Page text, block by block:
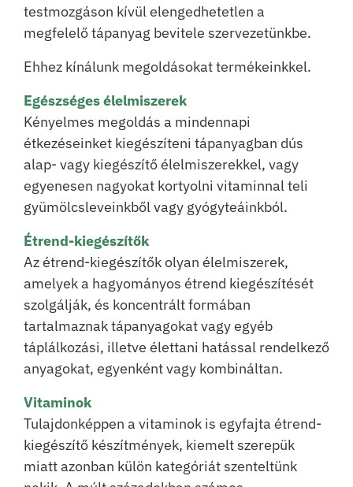
testmozgáson kívül elengedhetetlen a
megfelelő tápanyag bevitele szervezetünkbe.
Ehhez kínálunk megoldásokat termékeinkkel.
Egészséges élelmiszerek
Kényelmes megoldás a mindennapi
étkezéseinket kiegészíteni tápanyagban dús
alap- vagy kiegészítő élelmiszerekkel, vagy
egyenesen nagyokat kortyolni vitaminnal teli
gyümölcsleveinkből vagy gyógyteáinkból.
Étrend-kiegészítők
Az étrend-kiegészítők olyan élelmiszerek,
amelyek a hagyományos étrend kiegészítését
szolgálják, és koncentrált formában
tartalmaznak tápanyagokat vagy egyéb
táplálkozási, illetve élettani hatással rendelkező
anyagokat, egyenként vagy kombináltan.
Vitaminok
Tulajdonképpen a vitaminok is egyfajta étrend-
kiegészítő készítmények, kiemelt szerepük
miatt azonban külön kategóriát szenteltünk